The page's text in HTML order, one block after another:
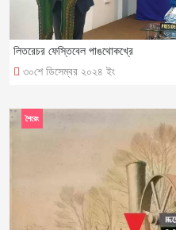
লিতরেচর ফেস্তিবেল পাঙথোকখ্রে
৩০শে ডিসেম্বর ২০২৪ ইং
শৈরেং